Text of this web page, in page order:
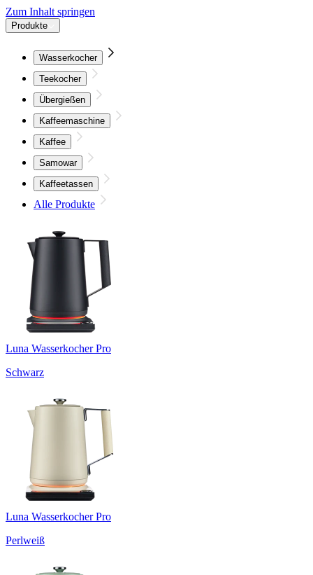
Zum Inhalt springen
Produkte
Wasserkocher
Teekocher
Übergießen
Kaffeemaschine
Kaffee
Samowar
Kaffeetassen
Alle Produkte
Luna Wasserkocher Pro
Schwarz
Luna Wasserkocher Pro
Perlweiß